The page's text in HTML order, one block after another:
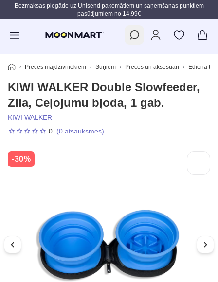
Pāriet uz galveno saturu
Bezmaksas piegāde uz Unisend pakomātiem un saņemšanas punktiem
pasūtījumiem no 14.99€
Preces mājdzīvniekiem Suņiem Preces un aksesuāri Ēdiena
KIWI WALKER Double Slowfeeder,
Zila, Ceļojumu bļoda, 1 gab.
KIWI WALKER
0 (0 atsauksmes)
-30%